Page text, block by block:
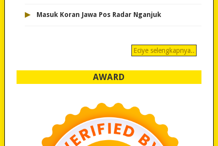
▸ Masuk Koran Jawa Pos Radar Nganjuk
Eciye selengkapnya..
AWARD